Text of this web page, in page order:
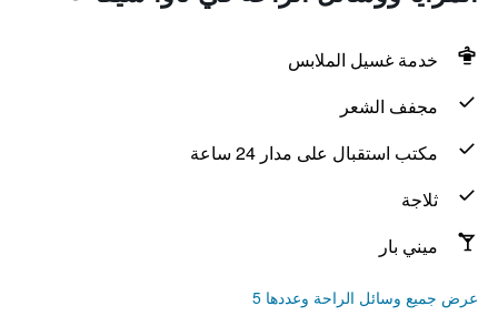
خدمة غسيل الملابس
مجفف الشعر
مكتب استقبال على مدار 24 ساعة
ثلاجة
ميني بار
عرض جميع وسائل الراحة وعددها 5